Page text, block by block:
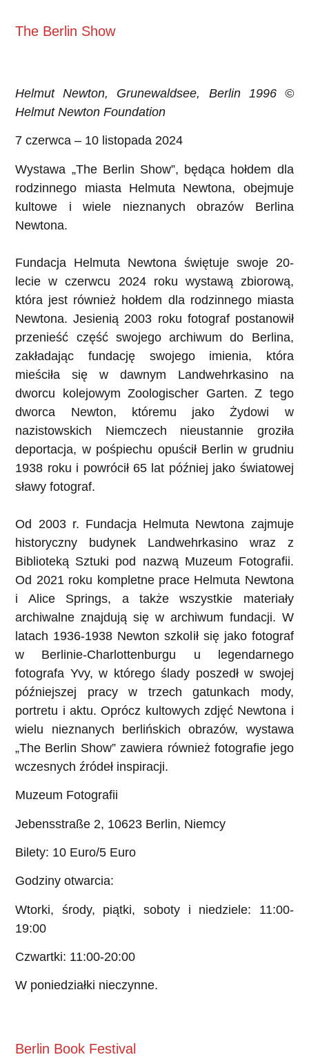
The Berlin Show
Helmut Newton, Grunewaldsee, Berlin 1996 ©
Helmut Newton Foundation
7 czerwca – 10 listopada 2024
Wystawa „The Berlin Show”, będąca hołdem dla
rodzinnego miasta Helmuta Newtona, obejmuje
kultowe i wiele nieznanych obrazów Berlina
Newtona.
Fundacja Helmuta Newtona świętuje swoje 20-
lecie w czerwcu 2024 roku wystawą zbiorową,
która jest również hołdem dla rodzinnego miasta
Newtona. Jesienią 2003 roku fotograf postanowił
przenieść część swojego archiwum do Berlina,
zakładając fundację swojego imienia, która
mieściła się w dawnym Landwehrkasino na
dworcu kolejowym Zoologischer Garten. Z tego
dworca Newton, któremu jako Żydowi w
nazistowskich Niemczech nieustannie groziła
deportacja, w pośpiechu opuścił Berlin w grudniu
1938 roku i powrócił 65 lat później jako światowej
sławy fotograf.
Od 2003 r. Fundacja Helmuta Newtona zajmuje
historyczny budynek Landwehrkasino wraz z
Biblioteką Sztuki pod nazwą Muzeum Fotografii.
Od 2021 roku kompletne prace Helmuta Newtona
i Alice Springs, a także wszystkie materiały
archiwalne znajdują się w archiwum fundacji. W
latach 1936-1938 Newton szkolił się jako fotograf
w Berlinie-Charlottenburgu u legendarnego
fotografa Yvy, w którego ślady poszedł w swojej
późniejszej pracy w trzech gatunkach mody,
portretu i aktu. Oprócz kultowych zdjęć Newtona i
wielu nieznanych berlińskich obrazów, wystawa
„The Berlin Show” zawiera również fotografie jego
wczesnych źródeł inspiracji.
Muzeum Fotografii
Jebensstraße 2, 10623 Berlin, Niemcy
Bilety: 10 Euro/5 Euro
Godziny otwarcia:
Wtorki, środy, piątki, soboty i niedziele: 11:00-
19:00
Czwartki: 11:00-20:00
W poniedziałki nieczynne.
Berlin Book Festival